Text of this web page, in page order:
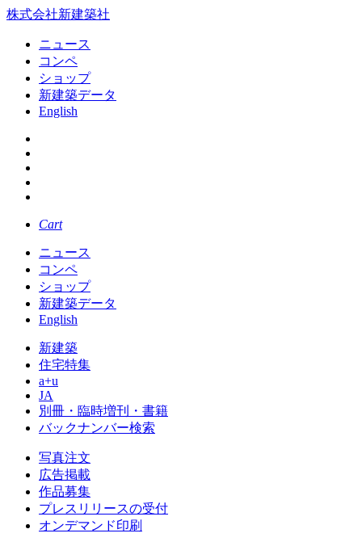
株式会社新建築社
ニュース
コンペ
ショップ
新建築データ
English
Cart
ニュース
コンペ
ショップ
新建築データ
English
新建築
住宅特集
a+u
JA
別冊・臨時増刊・書籍
バックナンバー検索
写真注文
広告掲載
作品募集
プレスリリースの受付
オンデマンド印刷